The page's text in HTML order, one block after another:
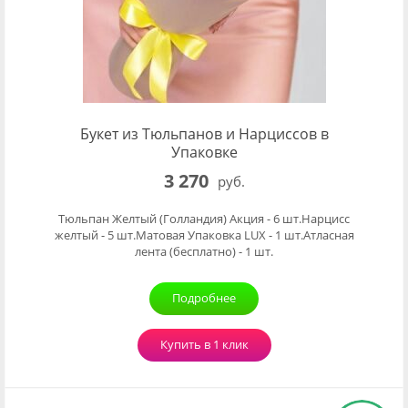
Букет из Тюльпанов и Нарциссов в
Упаковке
3 270 руб.
Тюльпан Желтый (Голландия) Акция - 6 шт.Нарцисс
желтый - 5 шт.Матовая Упаковка LUX - 1 шт.Атласная
лента (бесплатно) - 1 шт.
Подробнее
Купить в 1 клик